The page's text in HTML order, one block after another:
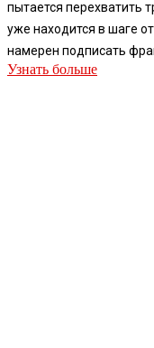
пытается перехватить
уже находится в шаге
намерен подписать
Узнать больше